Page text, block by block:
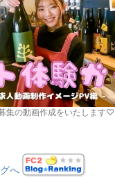
集の動画作成をいたします♡
へ